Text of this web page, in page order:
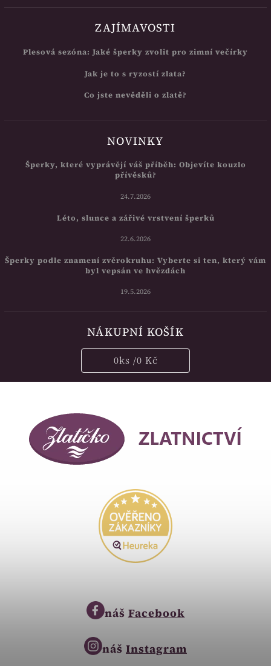
ZAJÍMAVOSTI
Plesová sezóna: Jaké šperky zvolit pro zimní večírky
Jak je to s ryzostí zlata?
Co jste nevěděli o zlatě?
NOVINKY
Šperky, které vyprávějí váš příběh: Objevíte kouzlo
přívěsků?
24.7.2026
Léto, slunce a zářivé vrstvení šperků
22.6.2026
Šperky podle znamení zvěrokruhu: Vyberte si ten, který vám
byl vepsán ve hvězdách
19.5.2026
NÁKUPNÍ KOŠÍK
0ks /0 Kč
náš Facebook
náš Instagram